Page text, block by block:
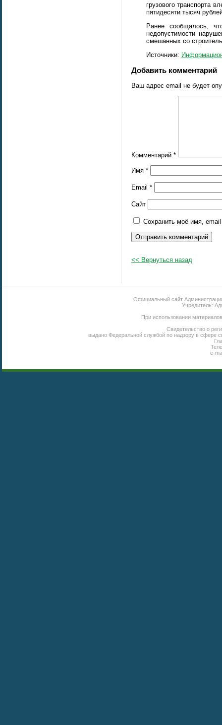
грузового транспорта
пятидесяти тысяч
Ранее сообщалось,
недопустимости
смешанных со
Источники:
Добавить комментарий
Ваш адрес email не будет
Комментарий *
Имя *
Email *
Сайт
Сохранить моё имя,
<< Вернуться назад
Официальный сайт
Учредитель:
При использовании
Свидетельство о
выдано Федеральной службой по надзору в сфере
e-